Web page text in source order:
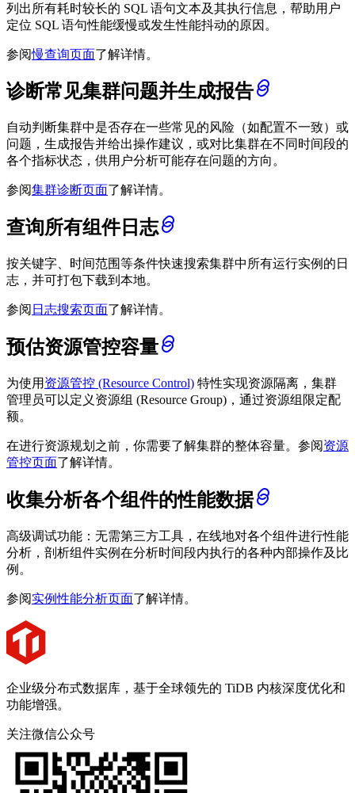
列出所有耗时较长的 SQL 语句文本及其执行信息，帮助用户
定位 SQL 语句性能缓慢或发生性能抖动的原因。
参阅慢查询页面了解详情。
诊断常见集群问题并生成报告
自动判断集群中是否存在一些常见的风险（如配置不一致）或
问题，生成报告并给出操作建议，或对比集群在不同时间段的
各个指标状态，供用户分析可能存在问题的方向。
参阅集群诊断页面了解详情。
查询所有组件日志
按关键字、时间范围等条件快速搜索集群中所有运行实例的日
志，并可打包下载到本地。
参阅 日志搜索页面了解详情。
预估资源管控容量
为使用 资源管控 (Resource Control) 特性实现资源隔离，集群
管理员可以定义资源组 (Resource Group)，通过资源组限定配
额。
在进行资源规划之前，你需要了解集群的整体容量。参阅资源
管控页面了解详情。
收集分析各个组件的性能数据
高级调试功能：无需第三方工具，在线地对各个组件进行性能
分析，剖析组件实例在分析时间段内执行的各种内部操作及比
例。
参阅实例性能分析页面了解详情。
企业级分布式数据库，基于全球领先的 TiDB 内核深度优化和
功能增强。
关注微信公众号